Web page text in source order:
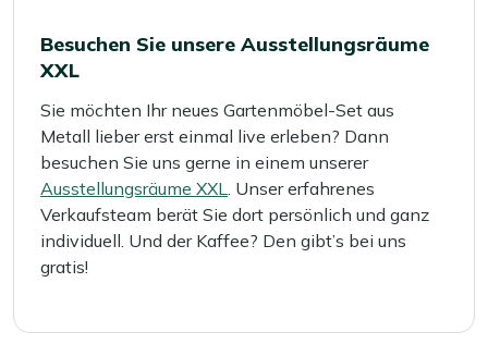
Besuchen Sie unsere Ausstellungsräume
XXL
Sie möchten Ihr neues Gartenmöbel-Set aus
Metall lieber erst einmal live erleben? Dann
besuchen Sie uns gerne in einem unserer
Ausstellungsräume XXL. Unser erfahrenes
Verkaufsteam berät Sie dort persönlich und ganz
individuell. Und der Kaffee? Den gibt’s bei uns
gratis!